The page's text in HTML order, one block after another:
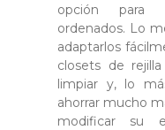
opción para
ordenados. Lo
adaptarlos
closets de
limpiar y, lo
ahorrar mucho
modificar su